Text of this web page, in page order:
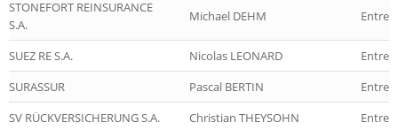
STONEFORT REINSURANCE
S.A.
Michael DEHM
SUEZ RE S.A. Nicolas LEONARD
SURASSUR
Pascal BERTIN
SV RÜCKVERSICHERUNG S.A.
Christian THEYSOHN